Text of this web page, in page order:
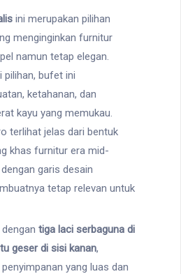
ini merupakan pilihan
menginginkan furnitur
namun tetap elegan.
pilihan, bufet ini
ketahanan, dan
kayu yang memukau.
terlihat jelas dari bentuk
khas furnitur era mid-
garis desain
tetap relevan untuk
tiga laci serbaguna di
geser di sisi kanan,
yang luas dan